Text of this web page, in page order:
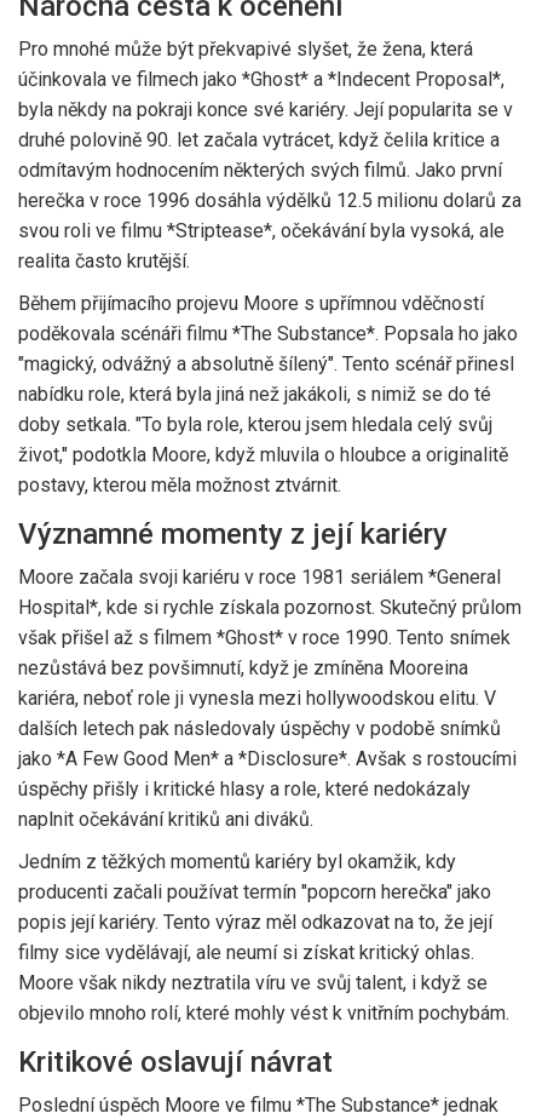
Pro mnohé může být překvapivé slyšet, že žena, která
účinkovala ve filmech jako *Ghost* a *Indecent Proposal*,
byla někdy na pokraji konce své kariéry. Její popularita se v
druhé polovině 90. let začala vytrácet, když čelila kritice a
odmítavým hodnocením některých svých filmů. Jako první
herečka v roce 1996 dosáhla výdělků 12.5 milionu dolarů za
svou roli ve filmu *Striptease*, očekávání byla vysoká, ale
realita často krutější.
Během přijímacího projevu Moore s upřímnou vděčností
poděkovala scénáři filmu *The Substance*. Popsala ho jako
"magický, odvážný a absolutně šílený". Tento scénář přinesl
nabídku role, která byla jiná než jakákoli, s nimiž se do té
doby setkala. "To byla role, kterou jsem hledala celý svůj
život," podotkla Moore, když mluvila o hloubce a originalitě
postavy, kterou měla možnost ztvárnit.
Významné momenty z její kariéry
Moore začala svoji kariéru v roce 1981 seriálem *General
Hospital*, kde si rychle získala pozornost. Skutečný průlom
však přišel až s filmem *Ghost* v roce 1990. Tento snímek
nezůstává bez povšimnutí, když je zmíněna Mooreina
kariéra, neboť role ji vynesla mezi hollywoodskou elitu. V
dalších letech pak následovaly úspěchy v podobě snímků
jako *A Few Good Men* a *Disclosure*. Avšak s rostoucími
úspěchy přišly i kritické hlasy a role, které nedokázaly
naplnit očekávání kritiků ani diváků.
Jedním z těžkých momentů kariéry byl okamžik, kdy
producenti začali používat termín "popcorn herečka" jako
popis její kariéry. Tento výraz měl odkazovat na to, že její
filmy sice vydělávají, ale neumí si získat kritický ohlas.
Moore však nikdy neztratila víru ve svůj talent, i když se
objevilo mnoho rolí, které mohly vést k vnitřním pochybám.
Kritikové oslavují návrat
Poslední úspěch Moore ve filmu *The Substance* jednak